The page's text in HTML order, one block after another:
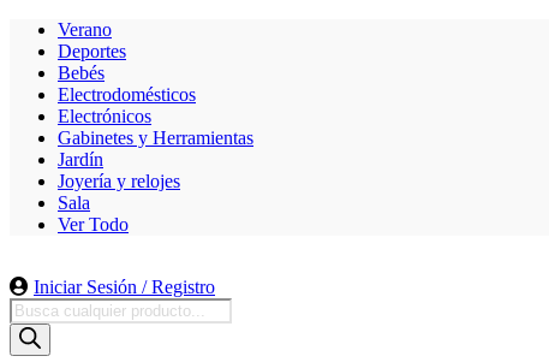
Verano
Deportes
Bebés
Electrodomésticos
Electrónicos
Gabinetes y Herramientas
Jardín
Joyería y relojes
Sala
Ver Todo
Iniciar Sesión / Registro
Búsqueda
de
productos